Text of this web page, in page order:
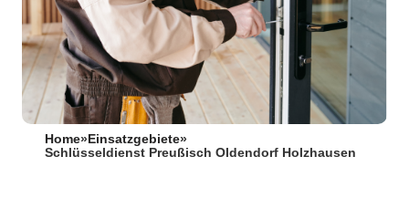
Home» Einsatzgebiete»
Schlüsseldienst Preußisch Oldendorf Holzhausen